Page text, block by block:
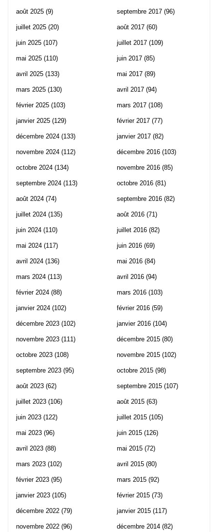
août 2025 (9)
juillet 2025 (20)
juin 2025 (107)
mai 2025 (110)
avril 2025 (133)
mars 2025 (130)
février 2025 (103)
janvier 2025 (129)
décembre 2024 (133)
novembre 2024 (112)
octobre 2024 (134)
septembre 2024 (113)
août 2024 (74)
juillet 2024 (135)
juin 2024 (110)
mai 2024 (117)
avril 2024 (136)
mars 2024 (113)
février 2024 (88)
janvier 2024 (102)
décembre 2023 (102)
novembre 2023 (111)
octobre 2023 (108)
septembre 2023 (95)
août 2023 (62)
juillet 2023 (106)
juin 2023 (122)
mai 2023 (96)
avril 2023 (88)
mars 2023 (102)
février 2023 (95)
janvier 2023 (105)
décembre 2022 (79)
novembre 2022 (96)
septembre 2017 (96)
août 2017 (60)
juillet 2017 (109)
juin 2017 (85)
mai 2017 (89)
avril 2017 (94)
mars 2017 (108)
février 2017 (77)
janvier 2017 (82)
décembre 2016 (103)
novembre 2016 (85)
octobre 2016 (81)
septembre 2016 (82)
août 2016 (71)
juillet 2016 (82)
juin 2016 (69)
mai 2016 (84)
avril 2016 (94)
mars 2016 (103)
février 2016 (59)
janvier 2016 (104)
décembre 2015 (80)
novembre 2015 (102)
octobre 2015 (98)
septembre 2015 (107)
août 2015 (63)
juillet 2015 (105)
juin 2015 (126)
mai 2015 (72)
avril 2015 (80)
mars 2015 (92)
février 2015 (73)
janvier 2015 (117)
décembre 2014 (82)